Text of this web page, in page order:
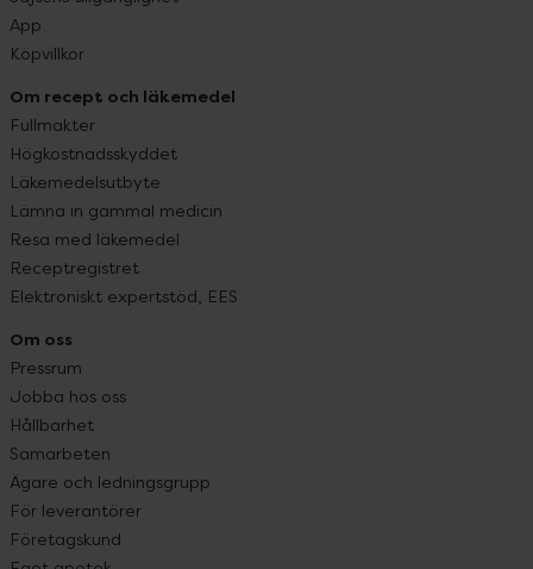
App
Köpvillkor
Om recept och läkemedel
Fullmakter
Högkostnadsskyddet
Läkemedelsutbyte
Lämna in gammal medicin
Resa med läkemedel
Receptregistret
Elektroniskt expertstöd, EES
Om oss
Pressrum
Jobba hos oss
Hållbarhet
Samarbeten
Ägare och ledningsgrupp
För leverantörer
Företagskund